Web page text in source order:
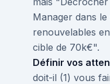
Manager dans
renouvelables
cible de 70k€".
Définir vos
doit-il (1) vous